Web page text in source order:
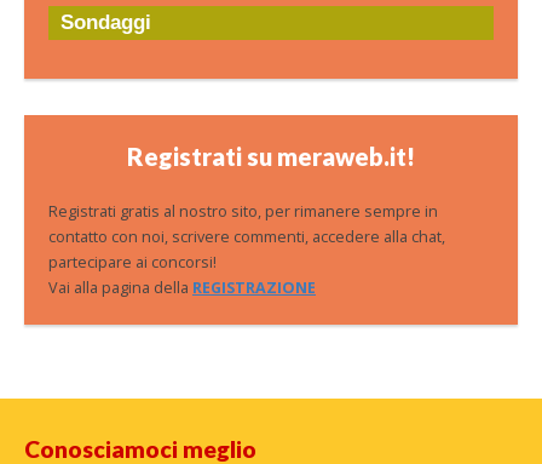
Sondaggi
Registrati su meraweb.it!
Registrati gratis al nostro sito, per rimanere sempre in
contatto con noi, scrivere commenti, accedere alla chat,
partecipare ai concorsi!
Vai alla pagina della REGISTRAZIONE
Conosciamoci meglio